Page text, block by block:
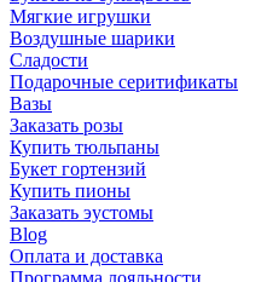
Мягкие игрушки
Воздушные шарики
Сладости
Подарочные серитификаты
Вазы
Заказать розы
Купить тюльпаны
Букет гортензий
Купить пионы
Заказать эустомы
Blog
Оплата и доставка
Программа лояльности